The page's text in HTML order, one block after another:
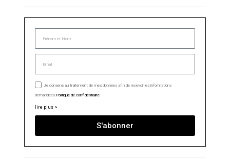
Je consens au traitement de mes données afin de recevoir les informations
demandées.Politique de confidentialité
lire plus >
S'abonner